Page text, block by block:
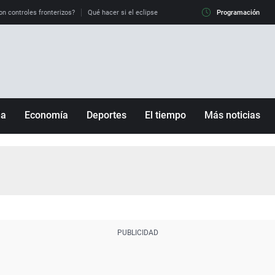
controles fronterizos? Qué hacer si el eclipse me pilla conduciendo Qué tiempo
Programación
Economía Deportes El tiempo Más noticias